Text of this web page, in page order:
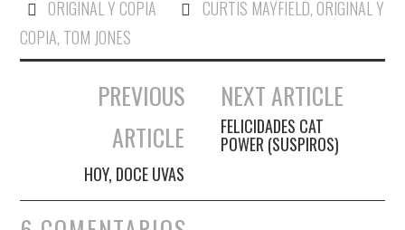
ORIGINAL Y COPIA CURTIS MAYFIELD, ORIGINAL Y
COPIA, TOM JONES
Navegación de entradas
PREVIOUS
ARTICLE
HOY, DOCE UVAS
NEXT ARTICLE
FELICIDADES CAT
POWER (SUSPIROS)